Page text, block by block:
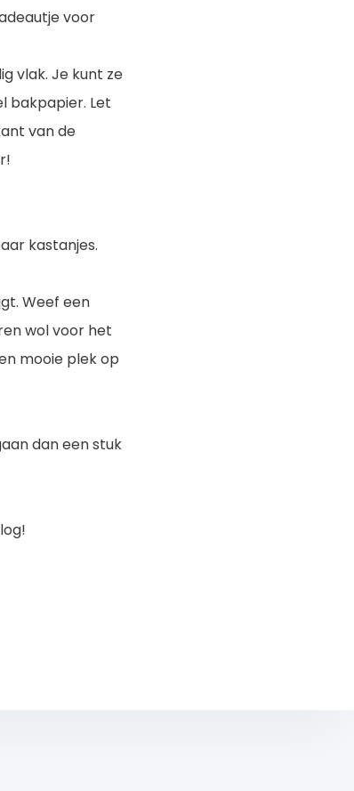
voor
vlak. Je kunt ze
bakpapier. Let
van de
kastanjes.
Weef een
wol voor het
mooie plek op
dan een stuk